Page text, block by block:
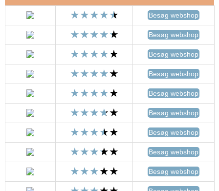
Besøg webshop
Besøg webshop
Besøg webshop
Besøg webshop
Besøg webshop
Besøg webshop
Besøg webshop
Besøg webshop
Besøg webshop